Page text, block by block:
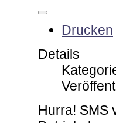
Drucken
Details
Hurra! SMS